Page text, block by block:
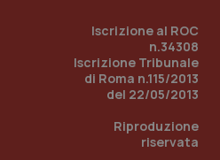
Iscrizione al ROC
n.34308
Iscrizione Tribunale
di Roma n.115/2013
del 22/05/2013
Riproduzione
riservata